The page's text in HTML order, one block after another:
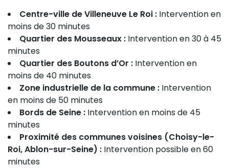
Centre-ville de Villeneuve Le Roi : Intervention en
moins de 30 minutes
Quartier des Mousseaux : Intervention en 30 à 45
minutes
Quartier des Boutons d’Or : Intervention en
moins de 40 minutes
Zone industrielle de la commune : Intervention
en moins de 50 minutes
Bords de Seine : Intervention en moins de 45
minutes
Proximité des communes voisines (Choisy-le-
Roi, Ablon-sur-Seine) : Intervention possible en 60
minutes